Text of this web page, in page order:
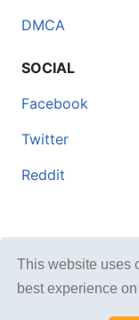
This website uses
best experience
DMCA
SOCIAL
Facebook
Twitter
Reddit